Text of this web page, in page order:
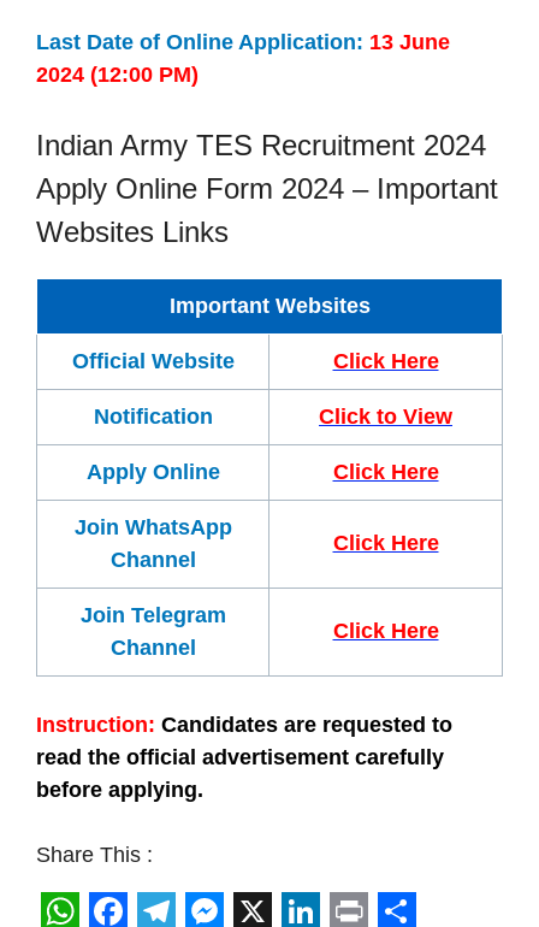
Last Date of Online Application: 13 June
2024 (12:00 PM)
Indian Army TES Recruitment 2024
Apply Online Form 2024 – Important
Websites Links
Important Websites
Official Website Click Here
Notification Click to View
Apply Online Click Here
Join WhatsApp
Channel
Click Here
Join Telegram
Channel
Click Here
Instruction: Candidates are requested to
read the official advertisement carefully
before applying.
Share This :